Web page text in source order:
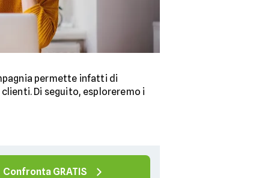
permette infatti di
Di seguito, esploreremo i
Confronta GRATIS